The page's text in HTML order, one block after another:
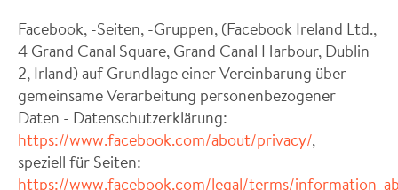
Facebook, -Seiten, -Gruppen, (Facebook Ireland Ltd.,
4 Grand Canal Square, Grand Canal Harbour, Dublin
2, Irland) auf Grundlage einer Vereinbarung über
gemeinsame Verarbeitung personenbezogener
Daten - Datenschutzerklärung:
https://www.facebook.com/about/privacy/,
speziell für Seiten:
https://www.facebook.com/legal/terms/